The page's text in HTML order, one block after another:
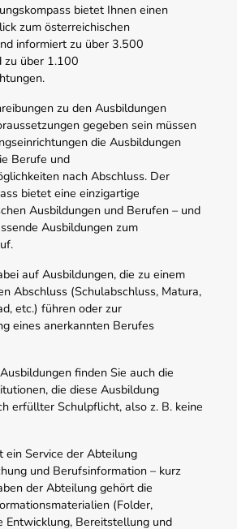
bietet Ihnen einen
zum österreichischen
informiert zu über 3.500
zu über 1.100
zu den Ausbildungen
gegeben sein müssen
die Ausbildungen
Berufe und
nach Abschluss. Der
bietet eine einzigartige
Ausbildungen und Berufen – und
Ausbildungen zum
auf Ausbildungen, die zu einem
Abschluss (Schulabschluss, Matura,
etc.) führen oder zur
eines anerkannten Berufes
finden Sie auch die
die diese Ausbildung
erfüllter Schulpflicht, also z. B. keine
ein Service der Abteilung
und Berufsinformation – kurz
der Abteilung gehört die
(Folder,
Entwicklung, Bereitstellung und